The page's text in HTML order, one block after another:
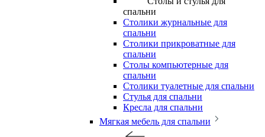
спальни
Столики журнальные для
спальни
Столики прикроватные для
спальни
Столы компьютерные для
спальни
Столики туалетные для спальни
Стулья для спальни
Кресла для спальни
Мягкая мебель для спальни